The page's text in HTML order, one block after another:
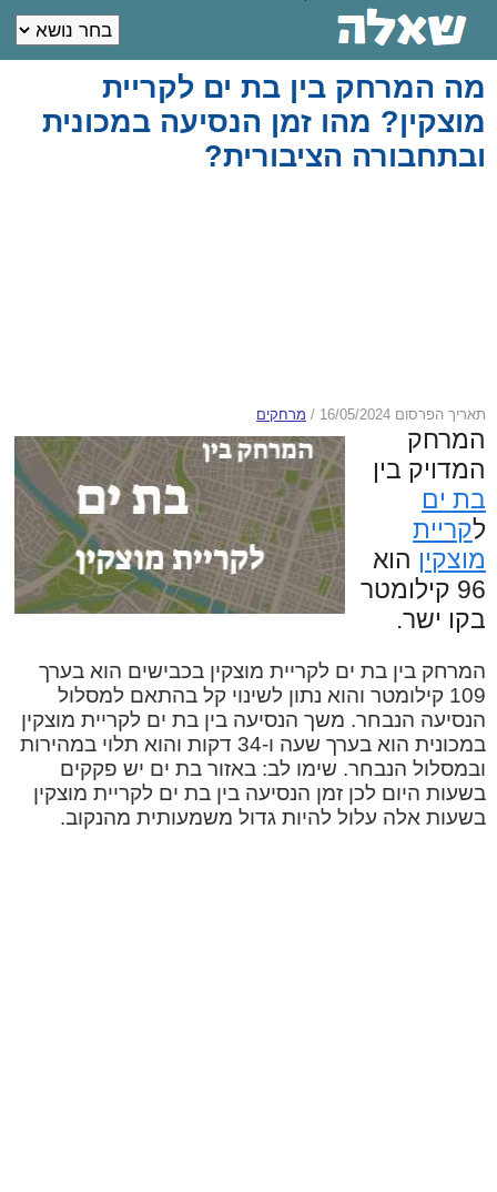
מה המרחק בין בת ים לקריית
מוצקין? מהו זמן הנסיעה במכונית
ובתחבורה הציבורית?
תאריך הפרסום 16/05/2024 / מרחקים
המרחק
המדויק בין
בת ים
לקריית
מוצקין הוא
96 קילומטר
בקו ישר.
המרחק בין בת ים לקריית מוצקין בכבישים הוא בערך
109 קילומטר והוא נתון לשינוי קל בהתאם למסלול
הנסיעה הנבחר. משך הנסיעה בין בת ים לקריית מוצקין
במכונית הוא בערך שעה ו-34 דקות והוא תלוי במהירות
ובמסלול הנבחר. שימו לב: באזור בת ים יש פקקים
בשעות היום לכן זמן הנסיעה בין בת ים לקריית מוצקין
בשעות אלה עלול להיות גדול משמעותית מהנקוב.